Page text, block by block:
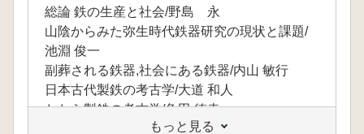
総論 鉄の生産と社会/野島 永
山陰からみた弥生時代鉄器研究の現状と課題/
池淵 俊一
副葬される鉄器,社会にある鉄器/内山 敏行
日本古代製鉄の考古学/大道 和人
たたら製鉄の考古学/角田 徳幸
もっと見る